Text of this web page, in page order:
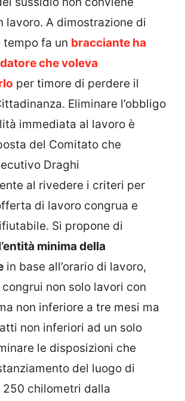
lavoro. A dimostrazione di
tempo fa un bracciante ha
che voleva
per timore di perdere il
Eliminare l’obbligo
immediata al lavoro è
del Comitato che
Draghi
al rivedere i criteri per
di lavoro congrua e
Si propone di
minima della
in base all’orario di lavoro,
non solo lavori con
non inferiore a tre mesi ma
non inferiori ad un solo
le disposizioni che
del luogo di
250 chilometri dalla